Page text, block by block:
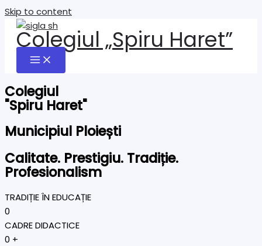
Skip to content
Colegiul „Spiru Haret”
Colegiul
"Spiru Haret"
Municipiul Ploiești
Calitate. Prestigiu. Tradiție.
Profesionalism
TRADIȚIE ÎN EDUCAȚIE
0
CADRE DIDACTICE
0 +